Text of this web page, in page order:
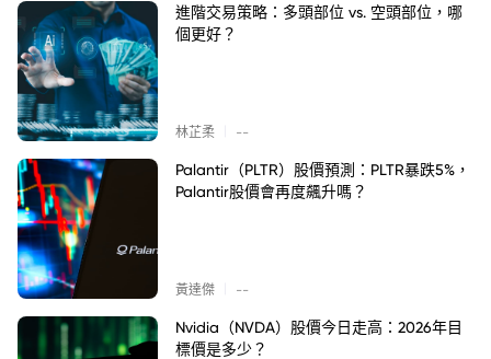
進階交易策略：多頭部位 vs. 空頭部位，哪
個更好？
林芷柔 --
Palantir（PLTR）股價預測：PLTR暴跌5%，
Palantir股價會再度飆升嗎？
黃達傑 --
Nvidia（NVDA）股價今日走高：2026年目
標價是多少？